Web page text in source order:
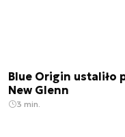
Blue Origin ustaliło
New Glenn
3 min.